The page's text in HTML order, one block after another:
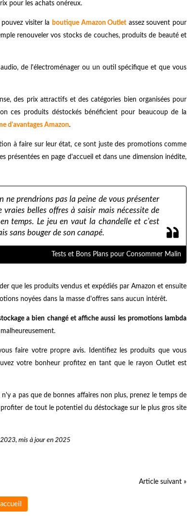
pour les achats onéreux.
visiter la boutique Amazon Outlet assez souvent pour
renouveler vos stocks de couches, produits de beauté et
de l'électroménager ou un outil spécifique et que vous
des prix attractifs et des catégories bien organisées pour
ces produits déstockés bénéficient pour beaucoup de la
d'avantages Amazon.
à faire sur leur état, ce sont juste des promotions comme
présentées en page d'accueil et dans une dimension inédite,
ne prendrions pas la peine de vous présenter
belles offres à saisir mais nécessite de
temps. Le jeu en vaut la chandelle et c'est
sans bouger de son canapé.
Tests et Bons Plans pour Consommer Malin
que les produits vendus et expédiés par Amazon et ensuite
noyées dans la masse d'offres sans aucun intérêt.
a bien changé et affiche aussi les promotions lambda
faire votre propre avis. Identifiez les produits que vous
votre bonheur profitez en tant que le rayon Outlet est
a pas que de bonnes affaires non plus, prenez le temps de
de tout le potentiel du déstockage sur le plus gros site
mis à jour en 2025
Article suivant »